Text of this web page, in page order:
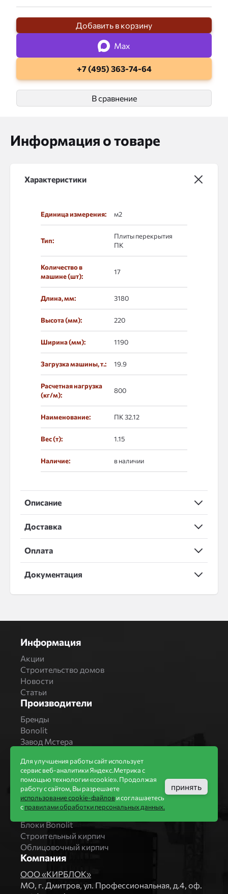
Добавить в корзину
Max
+7 (495) 363-74-64
В сравнение
Информация о товаре
Характеристики
Единица измерения: м2
Тип:
Плиты перекрытия
ПК
Количество в
машине (шт):
17
Длина, мм: 3180
Высота (мм): 220
Ширина (мм): 1190
Загрузка машины, т.: 19.9
Расчетная нагрузка
(кг/м):
800
Наименование: ПК 32.12
Вес (т): 1.15
Наличие: в наличии
Описание
Доставка
Оплата
Документация
Информация
Акции
Строительство домов
Новости
Статьи
Производители
Бренды
Bonolit
Завод Мстера
Магма Керамик
Комбинат СТРОМА
Вяземский кирпичный завод
Продукция
Каталог
Блоки Bonolit
Строительный кирпич
Облицовочный кирпич
Компания
ООО «КИРБЛОК»
МO, г. Дмитров, ул. Профессиональная, д.4, оф.
Для улучшения работы сайт использует
сервис веб-аналитики Яндекс.Метрика с
помощью технологии «cookie». Продолжая
работу с сайтом, Вы разрешаете
использование cookie-файлови соглашаетесь
справилами обработки персональных данных.
принять